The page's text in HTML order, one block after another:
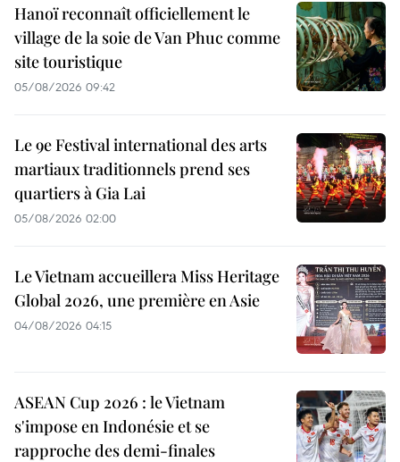
Hanoï reconnaît officiellement le
village de la soie de Van Phuc comme
site touristique
05/08/2026 09:42
Le 9e Festival international des arts
martiaux traditionnels prend ses
quartiers à Gia Lai
05/08/2026 02:00
Le Vietnam accueillera Miss Heritage
Global 2026, une première en Asie
04/08/2026 04:15
ASEAN Cup 2026 : le Vietnam
s'impose en Indonésie et se
rapproche des demi-finales